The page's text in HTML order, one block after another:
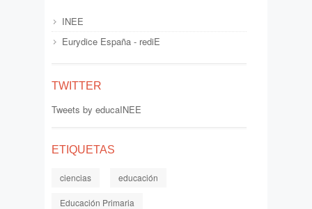
INEE
Eurydice España - rediE
TWITTER
Tweets by educaINEE
ETIQUETAS
ciencias educación
Educación Primaria